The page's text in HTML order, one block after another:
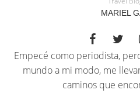
MARIEL
Empecé como periodista,
mundo a mi modo, me
caminos que